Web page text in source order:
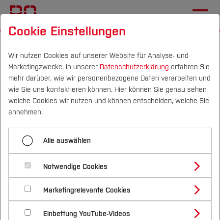
Campus Personen DE|EN Quicklinks
Studium
Studienangebote
Bachelorstudiengänge
Masterstudiengänge
Vor dem Studium
Bewerben & Einschreiben
Bewerbungsportal
Im Studium
Studienbüros und Prüfungen
Nach dem Studium
Forschung & Transfer
Profil
Forschungs- und Transferprofil
Schwerpunkte (FuT)
Beratung & Förderung
Nachhaltigkeit
Nachhaltigkeit studieren
International
Zentrale Studienberatung
Psychosoziale Beratung
Individuelle Beratung
Menü aufklappen
Individuelle Beratung
Selbstlernkurse
Externe Beratungsangebote
Individuelle Beratung
Cookie Einstellungen
Wir nutzen Cookies auf unserer Website für Analyse- und
Marketingzwecke. In unserer Datenschutzerklärung erfahren Sie
mehr darüber, wie wir personenbezogene Daten verarbeiten und
wie Sie uns kontaktieren können. Hier können Sie genau sehen
welche Cookies wir nutzen und können entscheiden, welche Sie
annehmen.
Alle auswählen
Notwendige Cookies
Marketingrelevante Cookies
Einbettung YouTube-Videos